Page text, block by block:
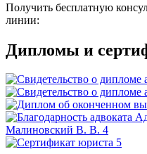
Получить бесплатную
линии:
Дипломы и